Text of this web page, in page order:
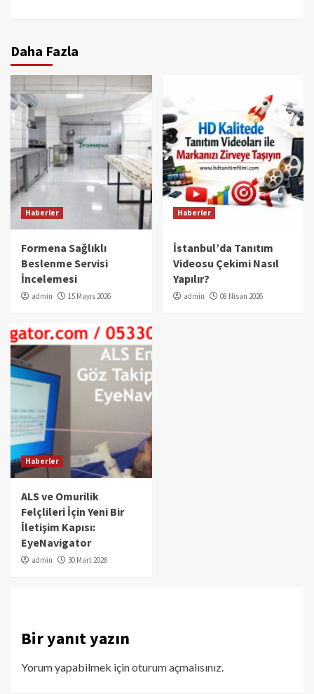
Daha Fazla
Haberler
Formena Sağlıklı
Beslenme Servisi
İncelemesi
admin 15 Mayıs 2026
Haberler
İstanbul’da Tanıtım
Videosu Çekimi Nasıl
Yapılır?
admin 08 Nisan 2026
Haberler
ALS ve Omurilik
Felçlileri İçin Yeni Bir
İletişim Kapısı:
EyeNavigator
admin 30 Mart 2026
Bir yanıt yazın
Yorum yapabilmek içinoturum açmalısınız